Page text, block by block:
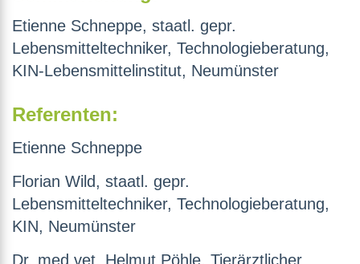
Etienne Schneppe, staatl. gepr.
Lebensmitteltechniker, Technologieberatung,
KIN-Lebensmittelinstitut, Neumünster
Referenten:
Etienne Schneppe
Florian Wild, staatl. gepr.
Lebensmitteltechniker, Technologieberatung,
KIN, Neumünster
Dr. med.vet. Helmut Pöhle, Tierärztlicher